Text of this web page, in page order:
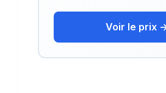
Voir le prix